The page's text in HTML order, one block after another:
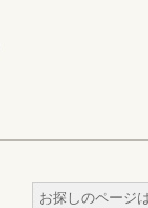
お探しのページ